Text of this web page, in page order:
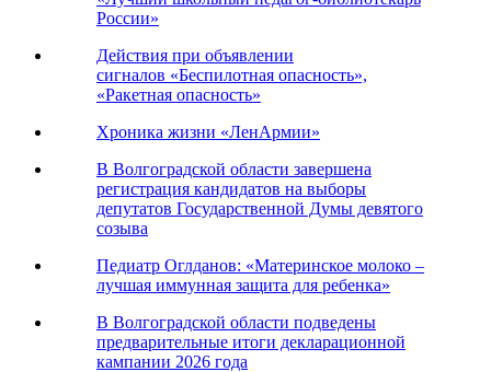
России»
Действия при объявлении
сигналов «Беспилотная опасность»,
«Ракетная опасность»
Хроника жизни «ЛенАрмии»
В Волгоградской области завершена
регистрация кандидатов на выборы
депутатов Государственной Думы девятого
созыва
Педиатр Оглданов: «Материнское молоко –
лучшая иммунная защита для ребенка»
В Волгоградской области подведены
предварительные итоги декларационной
кампании 2026 года